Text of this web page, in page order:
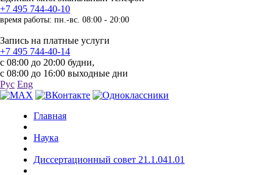
+7 495 744-40-10
время работы: пн.-вс. 08:00 - 20:00
Запись на платные услуги
+7 495 744-40-14
с 08:00 до 20:00 будни,
с 08:00 до 16:00 выходные дни
Рус Eng
Главная
Наука
Диссертационный совет 21.1.041.01